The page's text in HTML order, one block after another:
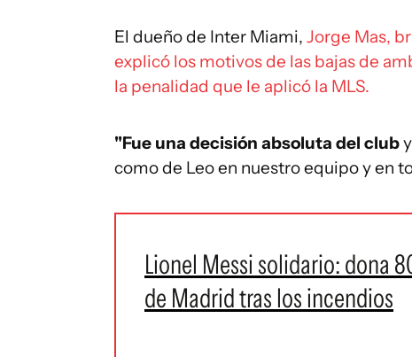
El dueño de Inter Miami, Jorge Mas,
explicó los motivos de las bajas de
la penalidad que le aplicó la MLS.
"Fue una decisión absoluta del club
como de Leo en nuestro equipo y en
Lionel Messi solidario: dona
de Madrid tras los incendios